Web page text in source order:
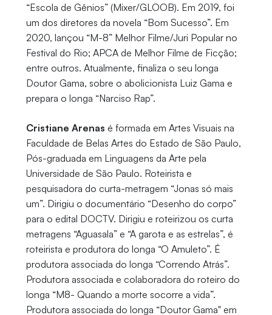
“Escola de Gênios” (Mixer/GLOOB). Em 2019, foi
um dos diretores da novela “Bom Sucesso”. Em
2020, lançou “M-8” Melhor Filme/Juri Popular no
Festival do Rio; APCA de Melhor Filme de Ficção;
entre outros. Atualmente, finaliza o seu longa
Doutor Gama, sobre o abolicionista Luiz Gama e
prepara o longa “Narciso Rap”.
Cristiane Arenas é formada em Artes Visuais na
Faculdade de Belas Artes do Estado de São Paulo,
Pós-graduada em Linguagens da Arte pela
Universidade de São Paulo. Roteirista e
pesquisadora do curta-metragem “Jonas só mais
um”. Dirigiu o documentário “Desenho do corpo”
para o edital DOCTV. Dirigiu e roteirizou os curta
metragens “Aguasala” e “A garota e as estrelas”, é
roteirista e produtora do longa “O Amuleto”. É
produtora associada do longa “Correndo Atrás”.
Produtora associada e colaboradora do roteiro do
longa “M8- Quando a morte socorre a vida”.
Produtora associada do longa “Doutor Gama" em